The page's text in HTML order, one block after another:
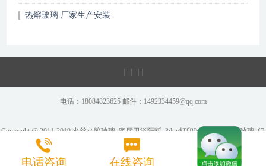
热熔玻璃 厂家生产安装
| | | | | |
电话：18084823625 邮件：1492334459@qq.com
Copyright @ 2011-2019 夹丝夹胶玻璃_客厅卫浴隔断_3duv打印玻璃_彩绘炫彩玻璃_门
客隔断墙-家装玻璃工厂 All Rights Reserved. 版权所有地图 Rss
电话咨询 在线咨询